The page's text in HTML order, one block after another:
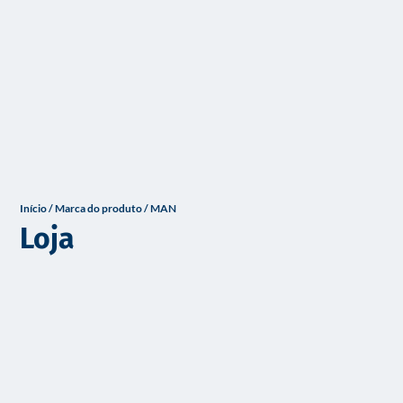
Início/ Marca do produto / MAN
Loja